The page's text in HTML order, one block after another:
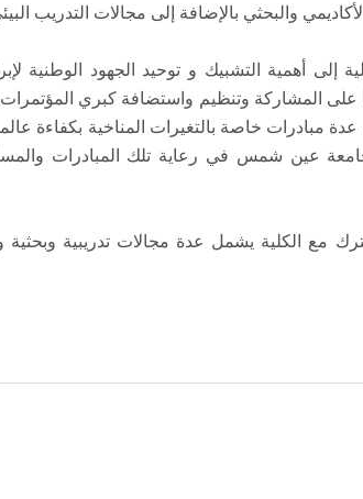
والبحثي بالإضافة إلى مجالات التدريب
أهمية التشبيك و توحيد الجهود الوطنية
المشاركة وتنظيم واستضافة كبري المؤتمرات
مبادرات خاصة بالتغيرات المناخية بكفاءة
جامعة عين شمس في رعاية تلك المبادرات
مع الكلية يشمل عدة مجالات تدريبية وبحثية